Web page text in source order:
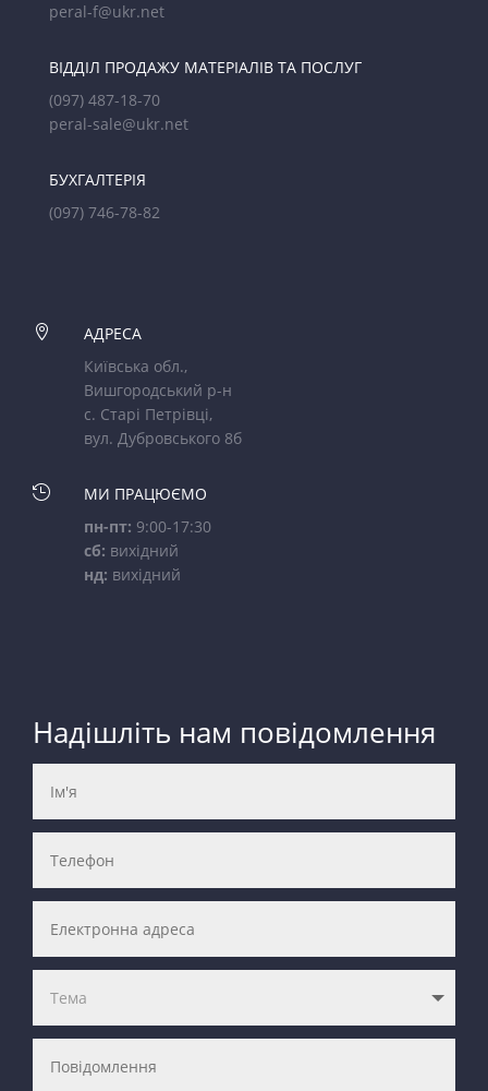
peral-f@ukr.net
ВІДДІЛ ПРОДАЖУ МАТЕРІАЛІВ ТА ПОСЛУГ
(097) 487-18-70
peral-sale@ukr.net
БУХГАЛТЕРІЯ
(097) 746-78-82

АДРЕСА
Київська обл.,
Вишгородський р-н
с. Старі Петрівці,
вул. Дубровського 8б

МИ ПРАЦЮЄМО
пн-пт: 9:00-17:30
сб: вихідний
нд: вихідний
Надішліть нам повідомлення